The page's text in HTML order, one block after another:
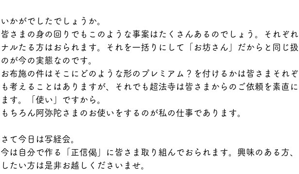
いかがでしたでしょうか。
皆さまの身の回りでもこのような事案はたくさんあるのでしょう。それぞ
ナルたる方はおられます。それを一括りにして「お坊さん」だからと同じ
のが今の実態なのです。
お布施の件はそこにどのような形のプレミアム？を付けるかは皆さまそれ
も考えることはありますが、それでも超法寺は皆さまからのご依頼を素直
ます。「使い」ですから。
もちろん阿弥陀さまのお使いをするのが私の仕事であります。
さて今日は写経会。
今は自分で作る「正信偈」に皆さま取り組んでおられます。興味のある方
したい方は是非お越しくださいませ。